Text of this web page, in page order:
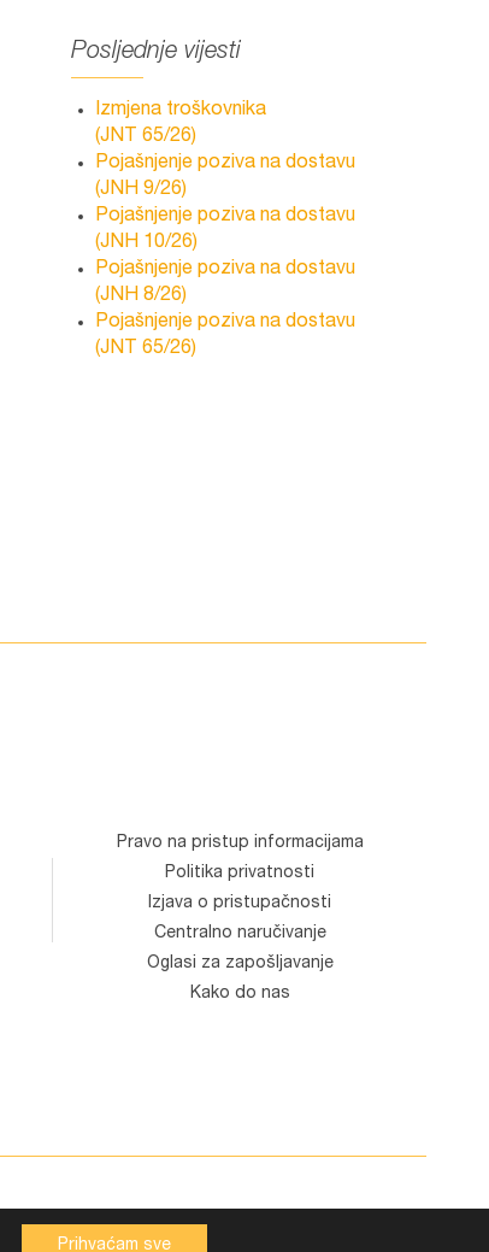
Posljednje vijesti
Izmjena troškovnika
(JNT 65/26)
Pojašnjenje poziva na dostavu
(JNH 9/26)
Pojašnjenje poziva na dostavu
(JNH 10/26)
Pojašnjenje poziva na dostavu
(JNH 8/26)
Pojašnjenje poziva na dostavu
(JNT 65/26)
Pravo na pristup informacijama
Politika privatnosti
Izjava o pristupačnosti
Centralno naručivanje
Oglasi za zapošljavanje
Kako do nas
Prihvaćam sve